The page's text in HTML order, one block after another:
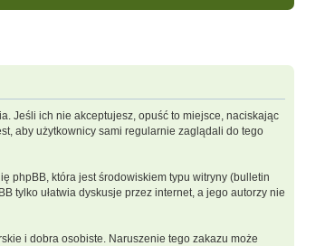
Jeśli ich nie akceptujesz, opuść to miejsce, naciskając
aby użytkownicy sami regularnie zaglądali do tego
phpBB, która jest środowiskiem typu witryny (bulletin
tylko ułatwia dyskusje przez internet, a jego autorzy nie
i dobra osobiste. Naruszenie tego zakazu może